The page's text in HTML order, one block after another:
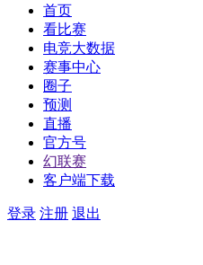
首页
看比赛
电竞大数据
赛事中心
圈子
预测
直播
官方号
幻联赛
客户端下载
登录 注册 退出